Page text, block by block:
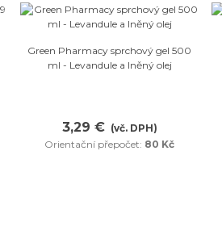
Oblíbené
Green Pharmacy sprchový gel 500
ml - Levandule a lněný olej
3,29 € (vč. DPH)
Orientační přepočet: 80 Kč